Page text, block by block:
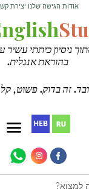
אודות·הגישה שלנו·יצירת
ניסיון כיתתי עשיר
בהוראת אנגלית.
זה בדוק. פשוט,